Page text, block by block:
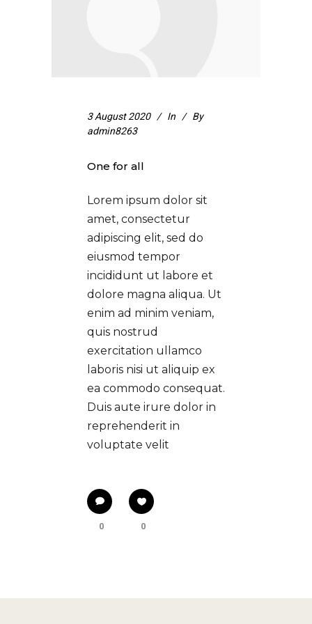
3 August 2020 In
By
admin8263
One for all
Lorem ipsum dolor sit
amet, consectetur
adipiscing elit, sed do
eiusmod tempor
incididunt ut labore et
dolore magna aliqua. Ut
enim ad minim veniam,
quis nostrud
exercitation ullamco
laboris nisi ut aliquip ex
ea commodo consequat.
Duis aute irure dolor in
reprehenderit in
voluptate velit
0 0